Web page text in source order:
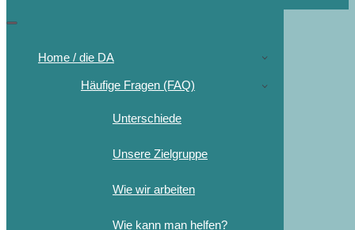
Home / die DA
Häufige Fragen (FAQ)
Unterschiede
Unsere Zielgruppe
Wie wir arbeiten
Wie kann man helfen?